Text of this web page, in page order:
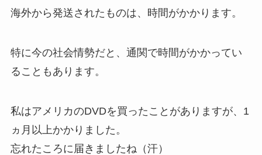
海外から発送されたものは、時間がかかります。
特に今の社会情勢だと、通関で時間がかかってい
ることもあります。
私はアメリカのDVDを買ったことがありますが、1
ヵ月以上かかりました。
忘れたころに届きましたね（汗）